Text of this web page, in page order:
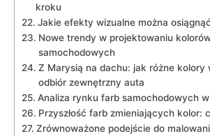
kroku
Jakie efekty wizualne można
Nowe trendy w projektowaniu
samochodowych
Z Marysią na dachu: jak różne kolory
odbiór zewnętrzny auta
Analiza rynku farb samochodowych
Przyszłość farb zmieniających kolor:
Zrównoważone podejście do